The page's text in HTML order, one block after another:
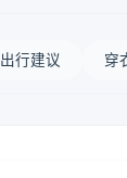
出行建议 穿